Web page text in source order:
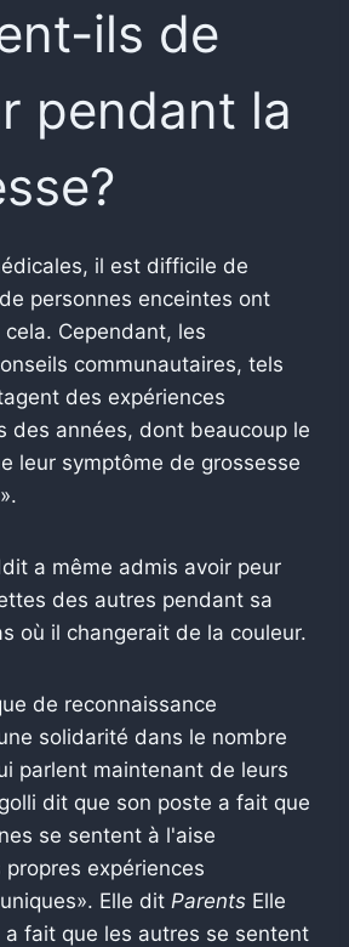
ils de
pendant la
il est difficile de
personnes enceintes ont
Cependant, les
communautaires, tels
des expériences
des années, dont beaucoup le
leur symptôme de grossesse
a même admis avoir peur
des autres pendant sa
où il changerait de la couleur.
de reconnaissance
solidarité dans le nombre
parlent maintenant de leurs
dit que son poste a fait que
se sentent à l'aise
expériences
Elle dit Parents Elle
a fait que les autres se sentent